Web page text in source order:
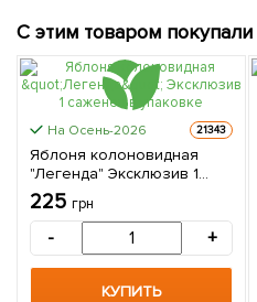
С этим товаром покупали
На Осень-2026 21343
Яблоня колоновидная
"Легенда" Эксклюзив 1
саженец в упаковке
225 грн
- +
КУПИТЬ